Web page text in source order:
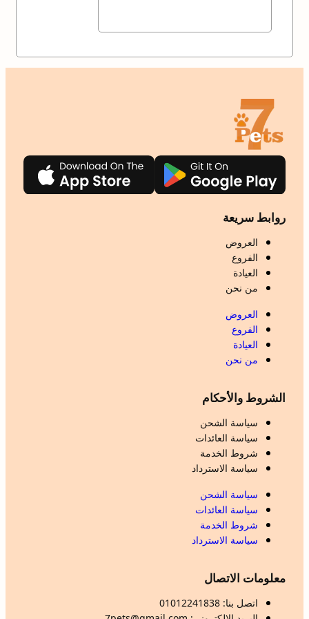
روابط سريعة
العروض
الفروع
العيادة
من نحن
العروض
الفروع
العيادة
من نحن
الشروط والأحكام
سياسة الشحن
سياسة العائدات
شروط الخدمة
سياسة الاسترداد
سياسة الشحن
سياسة العائدات
شروط الخدمة
سياسة الاسترداد
معلومات الاتصال
اتصل بنا: 01012241838